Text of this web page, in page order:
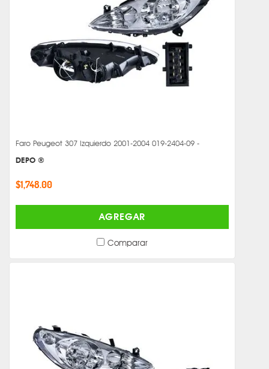
Faro Peugeot 307 Izquierdo 2001-2004 019-2404-09 -
DEPO ®
$1,748.00
AGREGAR
Comparar